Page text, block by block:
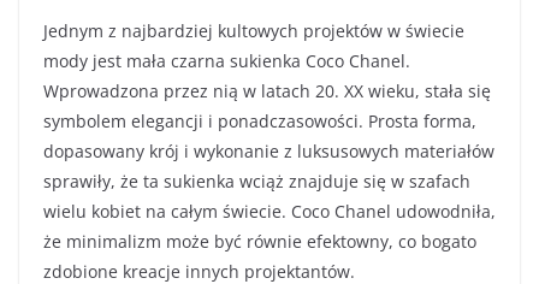
Jednym z najbardziej kultowych projektów w świecie
mody jest mała czarna sukienka Coco Chanel.
Wprowadzona przez nią w latach 20. XX wieku, stała się
symbolem elegancji i ponadczasowości. Prosta forma,
dopasowany krój i wykonanie z luksusowych materiałów
sprawiły, że ta sukienka wciąż znajduje się w szafach
wielu kobiet na całym świecie. Coco Chanel udowodniła,
że minimalizm może być równie efektowny, co bogato
zdobione kreacje innych projektantów.